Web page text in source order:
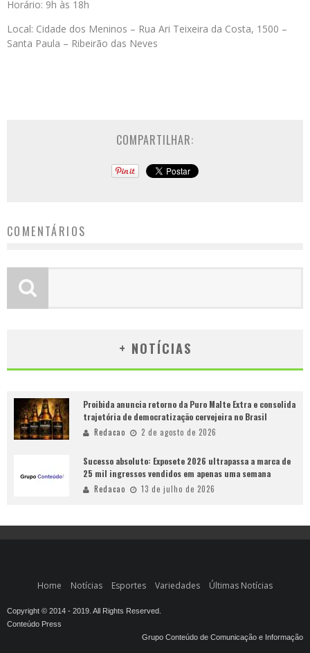
Horário: 9h às 18h
Local: Cidade dos Meninos – Rua Ari Teixeira da Costa, 1500 –
Santa Paula – Ribeirão das Neves
COMPARTILHAR:
COMENTÁRIOS
+ NOTÍCIAS
Proibida anuncia retorno da Puro Malte Extra e consolida
trajetória de democratização cervejeira no Brasil
Redacao 2 de agosto de 2026
Sucesso absoluto: Exposete 2026 ultrapassa a marca de
25 mil ingressos vendidos em apenas uma semana
Redacao 13 de julho de 2026
Home Notícias Esportes Variedades Últimas Notícias
Copyright © 2014 - 2019. All Rights Reserved.
Conteúdo Press
Grupo Conteúdo de Comunicação e Informação